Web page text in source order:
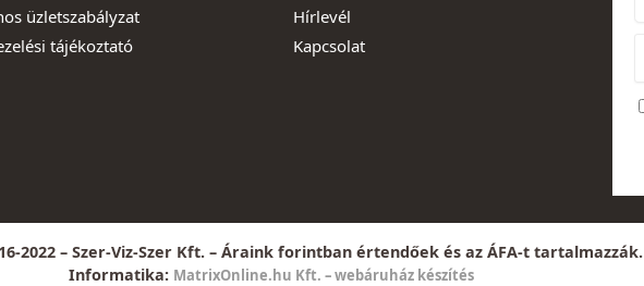
üzletszabályzat
tájékoztató
Hírlevél
Kapcsolat
2022 – Szer-Viz-Szer Kft. – Áraink forintban értendőek és az ÁFA-t tartalmazzák.
Informatika: MatrixOnline.hu Kft. – webáruház készítés